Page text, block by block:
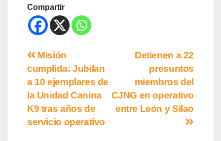
Compartir
Detienen a 22
presuntos
miembros del
CJNG en operativo
entre León y Silao
Misión
cumplida: Jubilan
a 10 ejemplares de
la Unidad Canina
K9 tras años de
servicio operativo